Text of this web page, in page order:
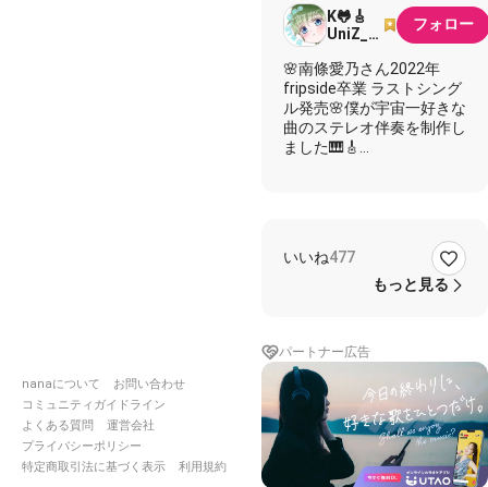
nanaについて
お問い合わせ
コミュニティガイドライン
よくある質問
運営会社
プライバシーポリシー
特定商取引法に基づく表示
利用規約
K🐸🎸
UniZ_One
周年🧚‍♀️✨
🫶🏻
フォロー
🌸南條愛乃さん2022年
fripside卒業 ラストシング
ル発売🌸僕が宇宙一好きな
曲のステレオ伴奏を制作し
ました🎹🎸
fripSideを卒業することを
発表しました(残念すぎ( ᵕ̩̩
ストシングルとなるT失格
紋の最強賢者OP Leap of
faithが発売されます
本日はそんな南條愛乃さん
が在籍するfripside 2期の
1st シングルにして最大の
いいね477
もっと見る
パートナー広告